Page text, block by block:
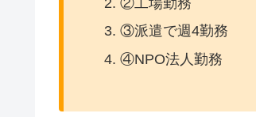
③派遣で週4勤務
④NPO法人勤務